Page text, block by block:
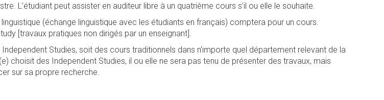
L’étudiant peut assister en auditeur libre à un quatrième cours s’il ou elle le souhaite.
(échange linguistique avec les étudiants en français) comptera pour un cours.
[travaux pratiques non dirigés par un enseignant].
Studies, soit des cours traditionnels dans n’importe quel département relevant de la
choisit des Independent Studies, il ou elle ne sera pas tenu de présenter des travaux, mais
sur sa propre recherche.